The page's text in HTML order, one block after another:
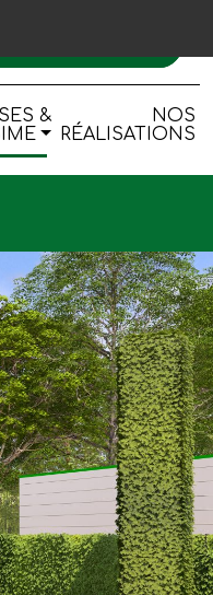
NOUS
&
NOS
RÉALISATIONS